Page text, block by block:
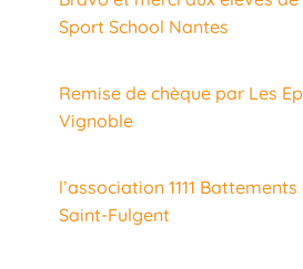
Sport School Nantes
Remise de chèque par Les
Vignoble
l’association 1111
Saint-Fulgent